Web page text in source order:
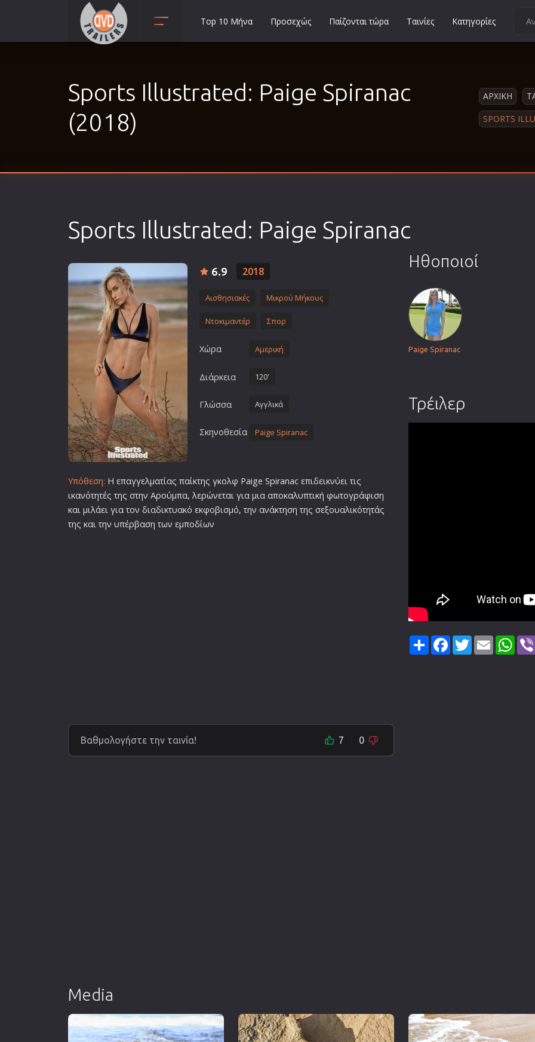
Αισθηματικές
Δράσης
Ελληνικός Κινηματογράφος
Επιστημονικής Φαντασίας
Ερωτικές
Θρησκευτικές
Θρίλερ
Καταστροφής
Κλασσικές
Μικρού Μήκους
Παιδικές
Περιπέτειες
Πολιτική
Top 10 Μήνα Προσεχώς Παίζονται τώρα Ταινίες Κατηγορίες
Sports Illustrated: Paige Spiranac
(2018)
ΑΡΧΙΚΗ
SPORTS
Sports Illustrated: Paige Spiranac
6.9 2018
Αισθησιακές Μικρού Μήκους
Ντοκιμαντέρ Σπορ
Χώρα Αμερική
Διάρκεια 120'
Γλώσσα Αγγλικά
Σκηνοθεσία Paige Spiranac
Υπόθεση: Η επαγγελματίας παίκτης γκολφ Paige Spiranac επιδεικνύει τις
ικανότητές της στην Αρούμπα, λερώνεται για μια αποκαλυπτική φωτογράφιση
και μιλάει για τον διαδικτυακό εκφοβισμό, την ανάκτηση της σεξουαλικότητάς
της και την υπέρβαση των εμποδίων
Βαθμολογήστε την ταινία! 7 0
Ηθοποιοί
Paige Spiranac
Τρέιλερ
ShareFacebook
TwitterEmail
Media